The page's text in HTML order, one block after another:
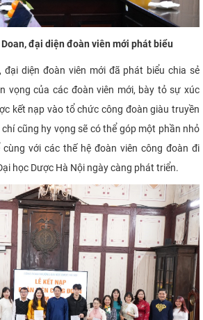
đại diện đoàn viên mới phát biểu
đại diện đoàn viên mới đã phát biểu chia sẻ
vọng của các đoàn viên mới, bày tỏ sự xúc
kết nạp vào tổ chức công đoàn giàu truyền
cũng hy vọng sẽ có thể góp một phần nhỏ
với các thế hệ đoàn viên công đoàn đi
học Dược Hà Nội ngày càng phát triển.